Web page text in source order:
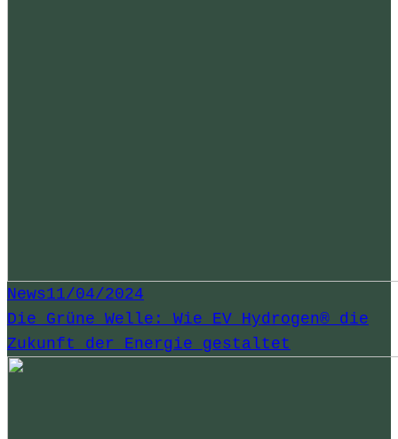
News11/04/2024
Die Grüne Welle: Wie EV Hydrogen® die
Zukunft der Energie gestaltet